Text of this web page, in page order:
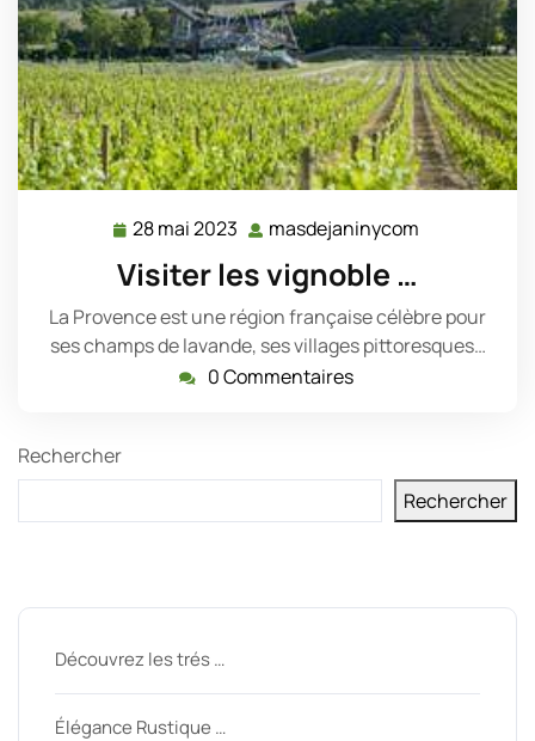
28 mai 2023 28
2023
masdejaninycom
Visiter les vignoble …
La Provence est une région française célèbre pour
ses champs de lavande, ses villages pittoresques…
0 Commentaires
Rechercher
Rechercher
Découvrez les trés …
Élégance Rustique …